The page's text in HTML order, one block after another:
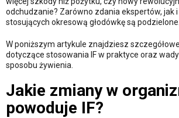
odchudzanie? Zarówno zdania ekspertów, jak
stosujących okresową głodówkę są podzielone.
W poniższym artykule znajdziesz
dotyczące stosowania IF w praktyce oraz
sposobu żywienia.
Jakie zmiany w
powoduje IF?